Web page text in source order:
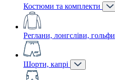
Костюми та комплекти
Реглани, лонгсліви, гольфи
Шорти, капрі